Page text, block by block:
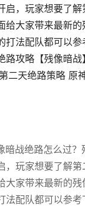
启，玩家想要了解
给大家带来最新
打法配队都可以
路攻略【残像暗
二天绝路策略 原
暗战绝路怎么过？
，玩家想要了解
大家带来最新的
法配队都可以参考